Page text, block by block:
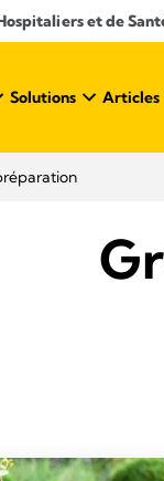
et de
Solutions Articles